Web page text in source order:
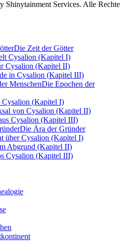
Services. Alle Rechte
Die Zeit der Götter
Cysalion (Kapitel I)
Cysalion (Kapitel II)
in Cysalion (Kapitel III)
Die Epochen der
(Kapitel I)
von Cysalion (Kapitel II)
Cysalion (Kapitel III)
Die Ära der Gründer
über Cysalion (Kapitel I)
Abgrund (Kapitel II)
Cysalion (Kapitel III)